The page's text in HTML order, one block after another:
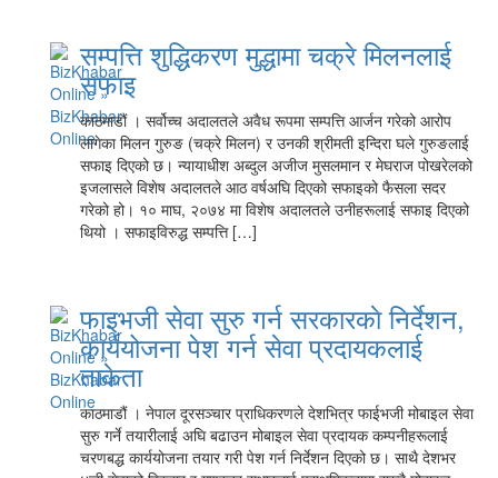
सम्पत्ति शुद्धिकरण मुद्धामा चक्रे मिलनलाई
सफाइ
काठमाडौं । सर्वोच्च अदालतले अवैध रूपमा सम्पत्ति आर्जन गरेको आरोप
लागेका मिलन गुरुङ (चक्रे मिलन) र उनकी श्रीमती इन्दिरा घले गुरुङलाई
सफाइ दिएको छ। न्यायाधीश अब्दुल अजीज मुसलमान र मेघराज पोखरेलको
इजलासले विशेष अदालतले आठ वर्षअघि दिएको सफाइको फैसला सदर
गरेको हो। १० माघ, २०७४ मा विशेष अदालतले उनीहरूलाई सफाइ दिएको
थियो । सफाइविरुद्ध सम्पत्ति […]
फाइभजी सेवा सुरु गर्न सरकारकाे निर्देशन,
कार्ययोजना पेश गर्न सेवा प्रदायकलाई
ताकेता
काठमाडौं । नेपाल दूरसञ्चार प्राधिकरणले देशभित्र फाईभजी मोबाइल सेवा
सुरु गर्ने तयारीलाई अघि बढाउन मोबाइल सेवा प्रदायक कम्पनीहरूलाई
चरणबद्ध कार्ययोजना तयार गरी पेश गर्न निर्देशन दिएको छ। साथै देशभर